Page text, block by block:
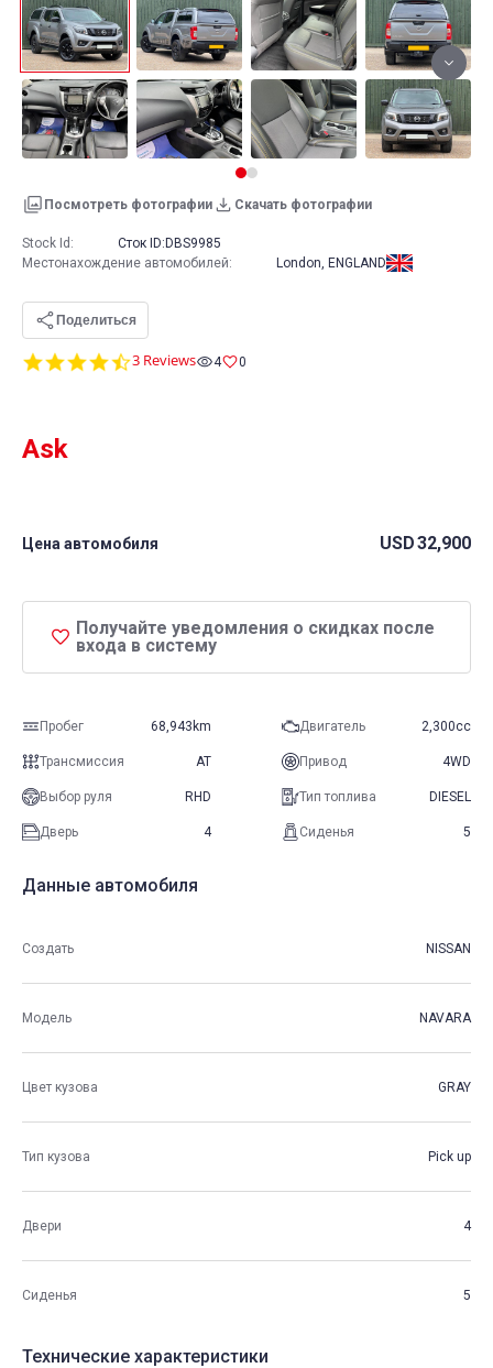
Посмотреть фотографии Скачать фотографии
4.7
3 Reviews 4 0
Ask
Цена автомобиля USD32,900
Получайте уведомления о скидках после
входа в систему
Пробег 68,943km Двигатель 2,300cc
Трансмиссия AT Привод 4WD
Выбор руля RHD Тип топлива DIESEL
Дверь 4 Сиденья 5
Stock Id: Сток ID: DBS9985
Местонахождение автомобилей: London, ENGLAND
Поделиться
Данные автомобиля
Создать NISSAN
Модель NAVARA
Цвет кузова GRAY
Тип кузова Pick up
Двери 4
Сиденья 5
Технические характеристики